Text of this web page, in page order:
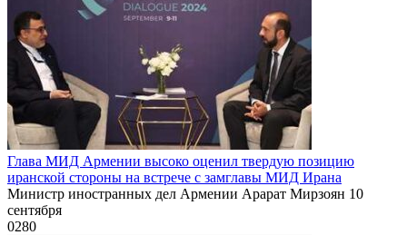
Глава МИД Армении высоко оценил твердую позицию
иранской стороны на встрече с замглавы МИД Ирана
Министр иностранных дел Армении Арарат Мирзоян 10
сентября
0280